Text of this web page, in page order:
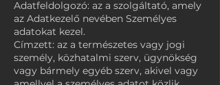
Adatfeldolgozó: az a szolgáltató, amely
az Adatkezelő nevében Személyes
adatokat kezel.
Címzett: az a természetes vagy jogi
személy, közhatalmi szerv, ügynökség
vagy bármely egyéb szerv, akivel vagy